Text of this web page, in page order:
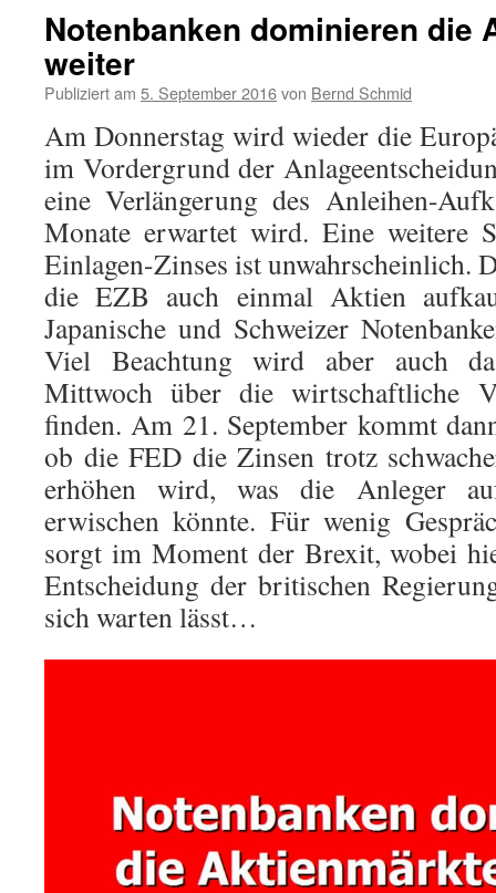
Notenbanken dominieren die
weiter
Publiziert am 5. September 2016von Bernd Schmid
Am Donnerstag wird wieder die
im Vordergrund der
eine Verlängerung des Anleihen-
Monate erwartet wird. Eine weitere
Einlagen-Zinses ist unwahrscheinlich.
die EZB auch einmal Aktien
Japanische und Schweizer
Viel Beachtung wird aber auch
Mittwoch über die wirtschaftliche
finden. Am 21. September kommt
ob die FED die Zinsen trotz
erhöhen wird, was die Anleger
erwischen könnte. Für wenig
sorgt im Moment der Brexit, wobei
Entscheidung der britischen
sich warten lässt…